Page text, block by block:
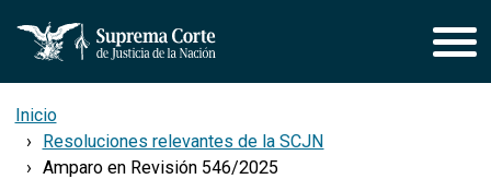
Inicio
Resoluciones relevantes de la SCJN
Amparo en Revisión 546/2025